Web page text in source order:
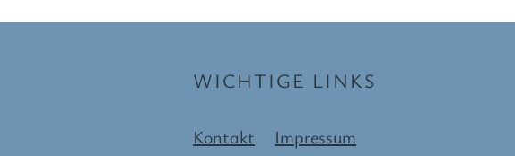
WICHTIGE LINKS
Kontakt Impressum